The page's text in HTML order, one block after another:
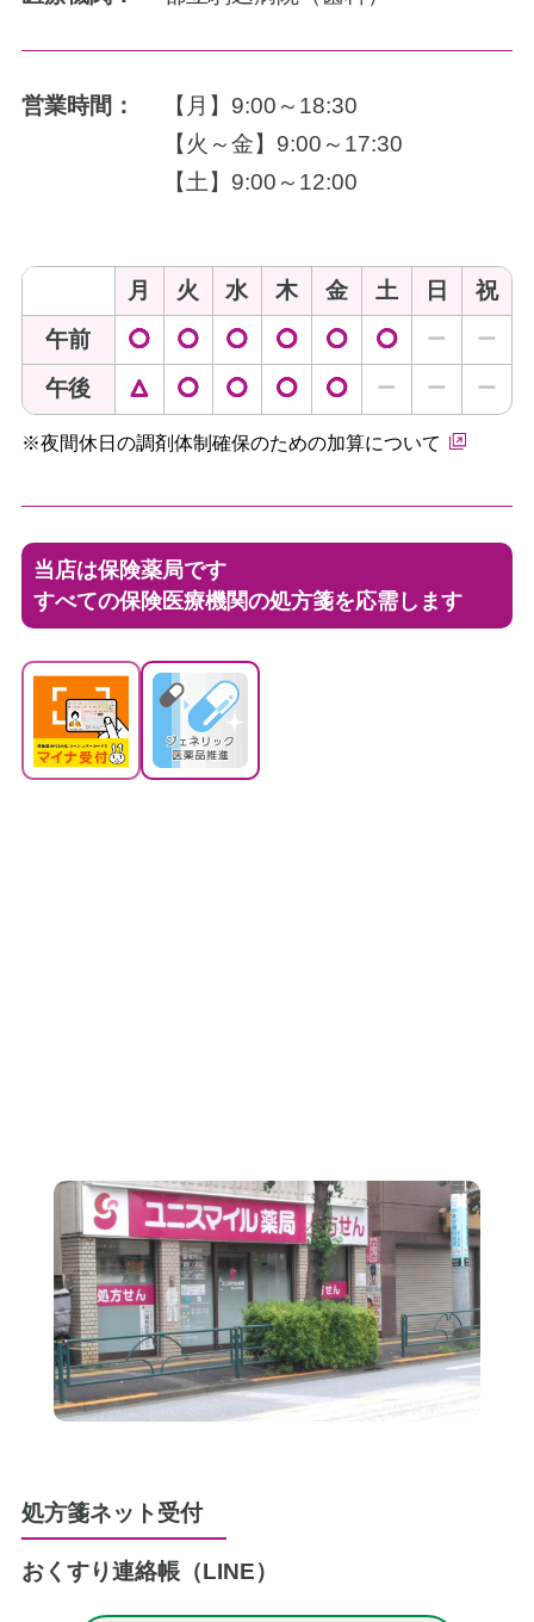
営業時間：
【月】9:00～18:30
【火～金】9:00～17:30
【土】9:00～12:00
月 火 水 木 金 土 日
祝
午前
◯ ◯ ◯ ◯ ◯ ◯ ー ー
午後 △ ◯ ◯ ◯ ◯ ー ー ー
※夜間休日の調剤体制確保のための加算について
当店は保険薬局です
すべての保険医療機関の処方箋を応需します
処方箋ネット受付
おくすり連絡帳（LINE）